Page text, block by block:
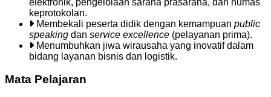
keprotokolan.
Membekali peserta didik dengan kemampuan public
speaking dan service excellence (pelayanan prima).
Menumbuhkan jiwa wirausaha yang inovatif dalam
bidang layanan bisnis dan logistik.
Mata Pelajaran